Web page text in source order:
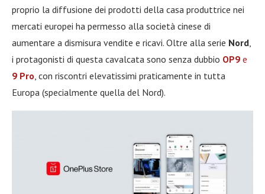
proprio la diffusione dei prodotti della casa produttrice nei
mercati europei ha permesso alla società cinese di
aumentare a dismisura vendite e ricavi. Oltre alla serie Nord,
i protagonisti di questa cavalcata sono senza dubbio OP9 e
9 Pro, con riscontri elevatissimi praticamente in tutta
Europa (specialmente quella del Nord).